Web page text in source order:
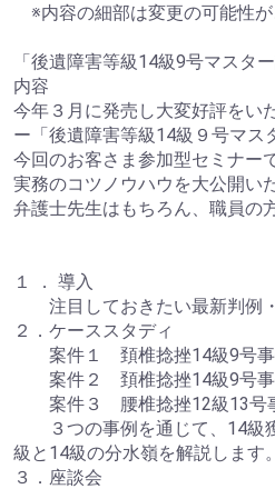
※内容の細部は変更の可能性
「後遺障害等級14級9号マス
内容
今年３月に発売し大変好評をい
ー「後遺障害等級14級９号マス
今回のお客さま参加型セミナー
実務のコツノウハウを大公開い
弁護士先生はもちろん、職員の
１ ． 導入
注目しておきたい最新判例・
２．ケーススタディ
案件１ 頚椎捻挫14級9号事
案件２ 頚椎捻挫14級9号事
案件３ 腰椎捻挫12級13号
３つの事例を通じて、14級
級と14級の分水嶺を解説します。
３．座談会